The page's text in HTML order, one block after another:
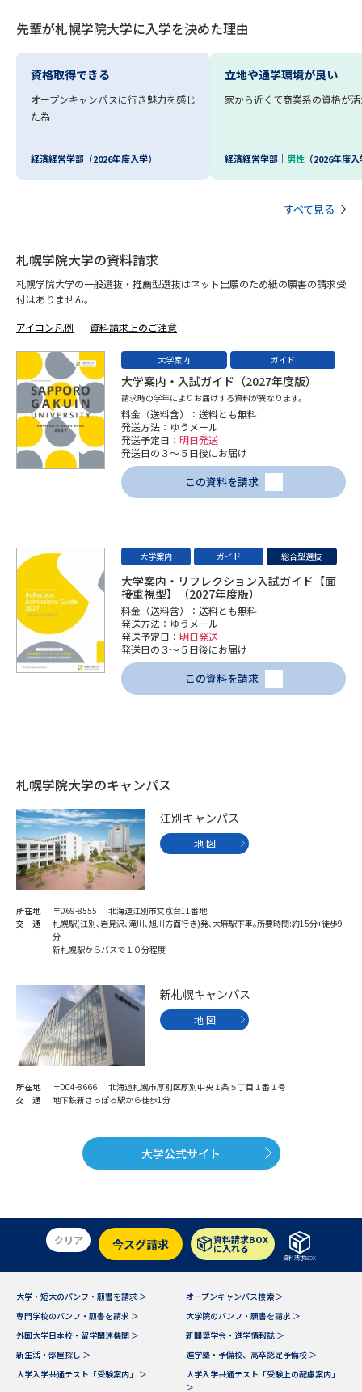
併願校選び 受験スケジュールを立てよう
先輩が入学を決めた理由 テレメール全国一斉進学調査
学問検索
大学で学びたい学問発見
学問の教科書 夢ナビライブ
ユーザーサポート
Ｑ＆Ａ よくあるご質問 大学進学IDについて
受付内容・発送状況の確認
テレメール
特定商取引表記
テレメール進学カタログ
訂正のご案内
先輩が札幌学院大学に入学を決めた理由
資格取得できる
オープンキャンパスに行き魅力を感じ
た為
経済経営学部（2026年度入学）
立地や通学環境が良い
家から近くて商業系の資格が
経済経営学部｜ 男性 （2026年度
すべて見る
札幌学院大学の資料請求
札幌学院大学の一般選抜・推薦型選抜はネット出願のため紙の願書の請求受
付はありません。
アイコン凡例 資料請求上のご注意
大学案内 ガイド
大学案内・入試ガイド（2027年度版）
請求時の学年によりお届けする資料が異なります。
料金（送料含）：送料とも無料
発送方法：ゆうメール
発送予定日： 明日発送
発送日の３～５日後にお届け
この資料を請求
大学案内 ガイド 総合型選抜
大学案内・リフレクション入試ガイド【面
接重視型】（2027年度版）
料金（送料含）：送料とも無料
発送方法：ゆうメール
発送予定日： 明日発送
発送日の３～５日後にお届け
この資料を請求
札幌学院大学のキャンパス
江別キャンパス
地 図
所在地
〒069-8555 北海道江別市文京台11番地
交 通
札幌駅(江別､岩見沢､滝川､旭川方面行き)発､大麻駅下車｡所要時間:約15分+徒歩9
分
新札幌駅からバスで１０分程度
新札幌キャンパス
地 図
所在地
〒004-8666 北海道札幌市厚別区厚別中央１条５丁目１番１号
交 通
地下鉄新さっぽろ駅から徒歩1分
大学公式サイト
クリア 今スグ請求 資料請求BOX
に入れる
資料請求BOX
大学・短大のパンフ・願書を請求 ＞
オープンキャンパス検索 ＞
専門学校のパンフ・願書を請求 ＞
大学院のパンフ・願書を請求 ＞
外国大学日本校・留学関連機関 ＞
新聞奨学会・進学情報誌 ＞
新生活・部屋探し ＞
進学塾・予備校、高卒認定予備校 ＞
大学入学共通テスト「受験案内」 ＞
大学入学共通テスト「受験上の配慮案内」
＞